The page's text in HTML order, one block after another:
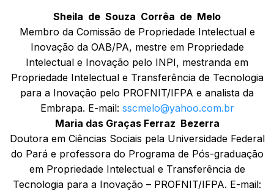
Sheila de Souza Corrêa de Melo
Membro da Comissão de Propriedade Intelectual e
Inovação da OAB/PA, mestre em Propriedade
Intelectual e Inovação pelo INPI, mestranda em
Propriedade Intelectual e Transferência de Tecnologia
para a Inovação pelo PROFNIT/IFPA e analista da
Embrapa. E-mail: sscmelo@yahoo.com.br
Maria das Graças Ferraz Bezerra
Doutora em Ciências Sociais pela Universidade Federal
do Pará e professora do Programa de Pós-graduação
em Propriedade Intelectual e Transferência de
Tecnologia para a Inovação – PROFNIT/IFPA. E-mail: